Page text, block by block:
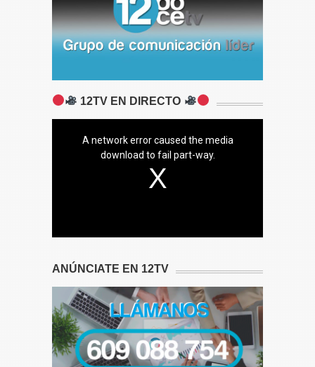
12TV EN DIRECTO
A network error caused the media
download to fail part-way.
ANÚNCIATE EN 12TV